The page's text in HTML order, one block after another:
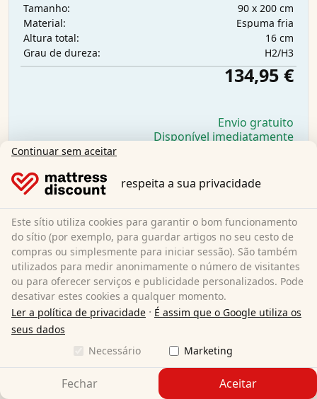
Tamanho:
90 x 200 cm
Material:
Espuma fria
Altura total:
16 cm
Grau de dureza:
H2/H3
134,95 €
Envio gratuito
Disponível imediatamente
Continuar sem aceitar
respeita a sua privacidade
Este sítio utiliza cookies para garantir o bom funcionamento
do sítio (por exemplo, para guardar artigos no seu cesto de
compras ou simplesmente para iniciar sessão). São também
utilizados para medir anonimamente o número de visitantes
ou para oferecer serviços e publicidade personalizados. Pode
desativar estes cookies a qualquer momento.
Ler a política de privacidade · É assim que o Google utiliza os
seus dados
Necessário
Marketing
Fechar Aceitar